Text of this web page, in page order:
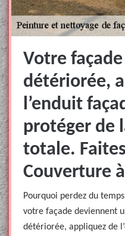
Votre
détériorée,
l’enduit
protéger de
totale.
Couverture
Pourquoi perdez du
votre façade deviennent
détériorée, appliquez de